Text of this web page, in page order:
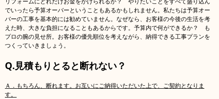
でいったら予算オーバーということもあるかもしれません。私たちは予算オー
バーの工事を基本的には勧めていません。なぜなら、お客様の今後の生活を考
えた時、大きな負担になることもあるからです。予算内で何ができるか？ も
プロの腕の見せ所。お客様の優先順位を考えながら、納得できる工事プランを
つくっていきましょう。
Q.見積もりとると断れない？
Ａ．もちろん、断れます。お互いにご納得いただいた上で、ご契約となりま
す。